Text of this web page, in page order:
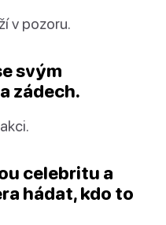
v pozoru.
svým
zádech.
celebritu a
hádat, kdo to